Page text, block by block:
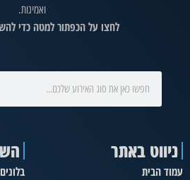
ואמינות.
לחצו על הכפתור למטה כדי
ניווט באתר
עמוד הבית